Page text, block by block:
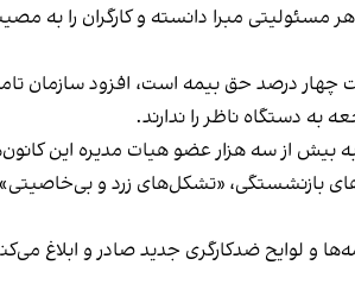
مسئولیتی مبرا دانسته و کارگران را به
چهار درصد حق بیمه است، افزود سازمان
به دستگاه ناظر را ندارند.
و با اشاره به بیش از سه هزار عضو هیات مدیره این
بازنشستگی، «تشکل‌های زرد و
کار هر روز بخشنامه‌ها و لوایح ضدکارگری جدید صادر و